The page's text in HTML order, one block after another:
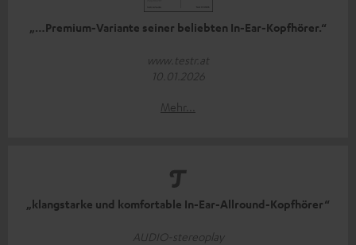
„…Premium-Variante seiner beliebten In-Ear-Kopfhörer.“
www.testr.at
10.01.2026
Mehr...
„klangstarke und komfortable In-Ear-Allround-Kopfhörer“
AUDIO-stereoplay